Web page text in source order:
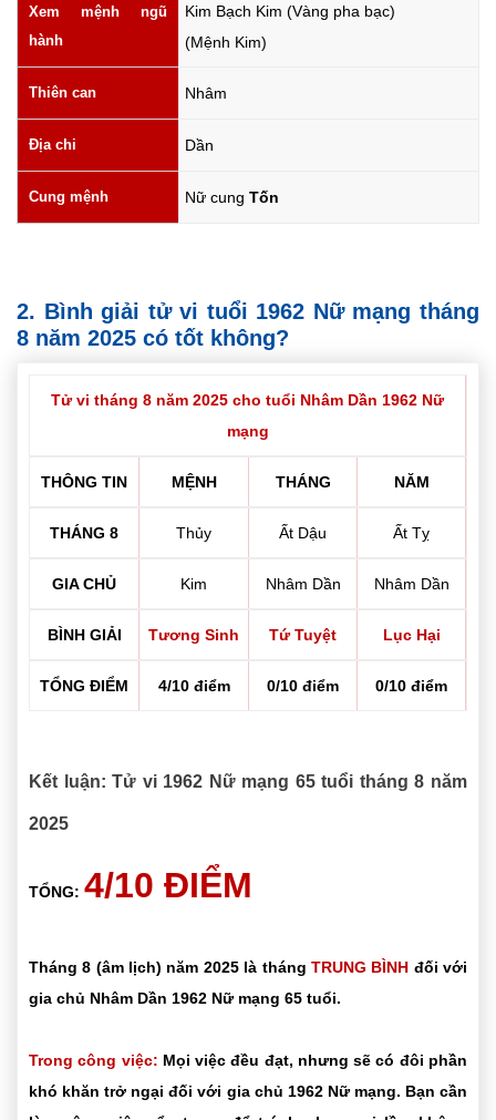
Xem mệnh ngũ
hành
Kim Bạch Kim (Vàng pha bạc)
(Mệnh Kim)
Thiên can Nhâm
Địa chi Dần
Cung mệnh Nữ cung Tốn
2. Bình giải tử vi tuổi 1962 Nữ mạng tháng
8 năm 2025 có tốt không?
Tử vi tháng 8 năm 2025 cho tuổi Nhâm Dần 1962 Nữ
mạng
THÔNG TIN MỆNH THÁNG NĂM
THÁNG 8 Thủy Ất Dậu Ất Tỵ
GIA CHỦ Kim Nhâm Dần Nhâm Dần
BÌNH GIẢI Tương Sinh Tứ Tuyệt Lục Hại
TỔNG ĐIỂM 4/10 điểm 0/10 điểm 0/10 điểm
Kết luận: Tử vi 1962 Nữ mạng 65 tuổi tháng 8 năm
2025
TỔNG: 4/10 ĐIỂM
Tháng 8 (âm lịch) năm 2025 là tháng TRUNG BÌNH đối với
gia chủ Nhâm Dần 1962 Nữ mạng 65 tuổi.
Trong công việc: Mọi việc đều đạt, nhưng sẽ có đôi phần
khó khăn trở ngại đối với gia chủ 1962 Nữ mạng. Bạn cần